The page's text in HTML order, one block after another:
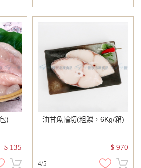
)
$ 135
油甘魚輪切(粗鱗，6Kg/箱)
$ 970
4/5